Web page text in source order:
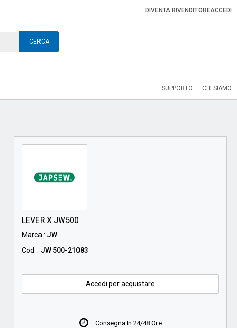
DIVENTA RIVENDITOREACCEDI
CERCA
SUPPORTO CHI SIAMO
LEVER X JW500
Marca : JW
Cod. : JW 500-21083
Accedi per acquistare
Consegna In 24/48 Ore